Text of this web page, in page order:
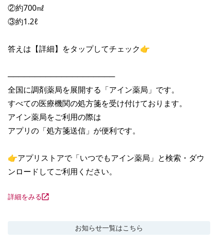
②約700㎖
③約1.2ℓ
答えは【詳細】をタップしてチェック👉
────────────────────
全国に調剤薬局を展開する「アイン薬局」です。
すべての医療機関の処方箋を受け付けております。
アイン薬局をご利用の際は
アプリの「処方箋送信」が便利です。
👉アプリストアで「いつでもアイン薬局」と検索・ダウ
ンロードしてご利用ください。
詳細をみる
お知らせ一覧はこちら